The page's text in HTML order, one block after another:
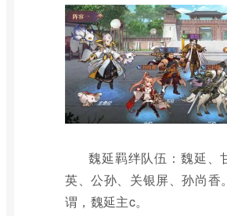
魏延羁绊队伍：魏延、
英、公孙、关银屏、孙尚香
谓，魏延主c。